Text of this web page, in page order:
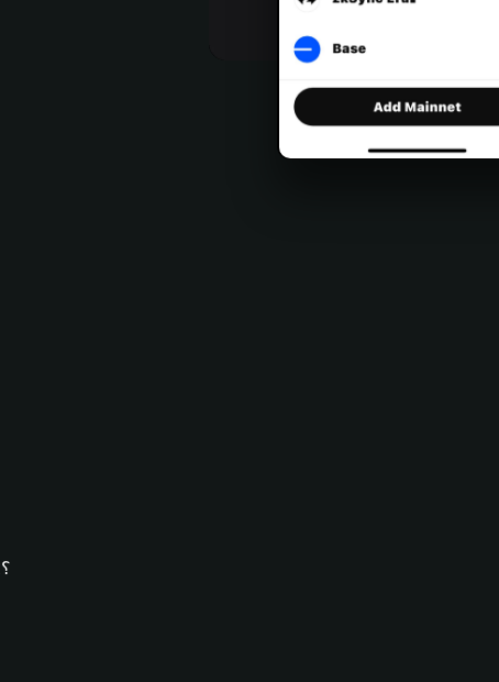
كيف يُمكنك تنزيل محفظة Bitget وإنشاء محفظة Q2؟